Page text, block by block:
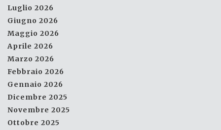
Luglio 2026
Giugno 2026
Maggio 2026
Aprile 2026
Marzo 2026
Febbraio 2026
Gennaio 2026
Dicembre 2025
Novembre 2025
Ottobre 2025